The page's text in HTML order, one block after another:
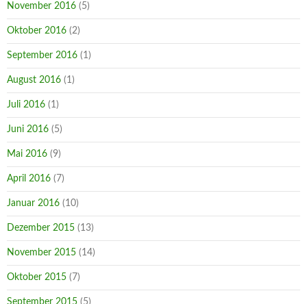
November 2016 (5)
Oktober 2016 (2)
September 2016 (1)
August 2016 (1)
Juli 2016 (1)
Juni 2016 (5)
Mai 2016 (9)
April 2016 (7)
Januar 2016 (10)
Dezember 2015 (13)
November 2015 (14)
Oktober 2015 (7)
September 2015 (5)